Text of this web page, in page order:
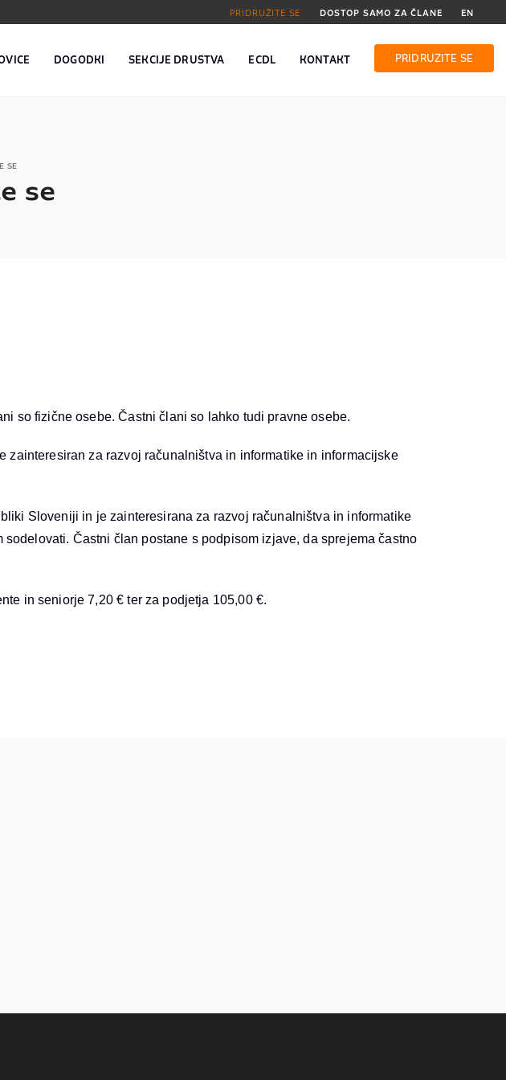
PRIDRUŽITE SE DOSTOP SAMO ZA ČLANE EN
DOGODKI SEKCIJE DRUŠTVA ECDL KONTAKT PRIDRUŽITE SE
SE
se
so fizične osebe. Častni člani so lahko tudi pravne osebe.
za razvoj računalništva in informatike in informacijske
Sloveniji in je zainteresirana za razvoj računalništva in informatike
Častni član postane s podpisom izjave, da sprejema častno
in seniorje 7,20 € ter za podjetja 105,00 €.